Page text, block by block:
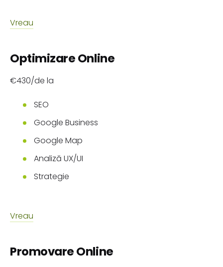
Vreau
Optimizare Online
€430/de la
SEO
Google Business
Google Map
Analiză UX/UI
Strategie
Vreau
Promovare Online